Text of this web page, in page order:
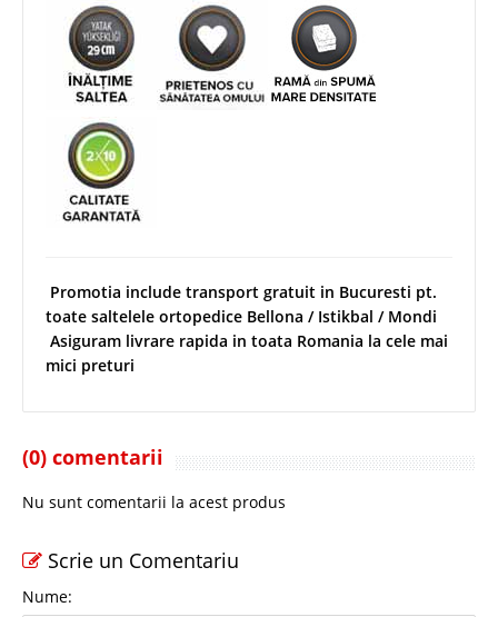
Promotia include transport gratuit in Bucuresti pt.
toate saltelele ortopedice Bellona / Istikbal / Mondi
Asiguram livrare rapida in toata Romania la cele mai
mici preturi
(0) comentarii
Nu sunt comentarii la acest produs
Scrie un Comentariu
Nume: